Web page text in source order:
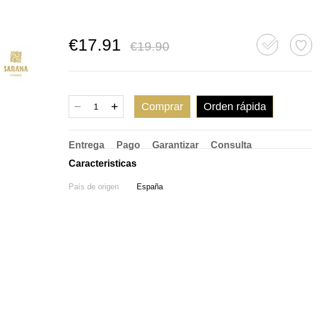
€17.91 €19.90
Comprar Orden rápida
Entrega Pago Garantizar
Consulta
Caracteristicas
País de origen España